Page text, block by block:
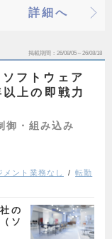
詳細へ
掲載期間 26/08/05～26/08/18
フトウェア
上の即戦力
御・組み込み
メント業務なし
転勤
の
ソ